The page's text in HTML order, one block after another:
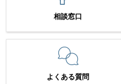
相談窓口
よくある質問